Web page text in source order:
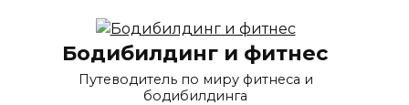
содержаниюБодибилдинг и фитнес
Путеводитель по миру фитнеса и
бодибилдинга